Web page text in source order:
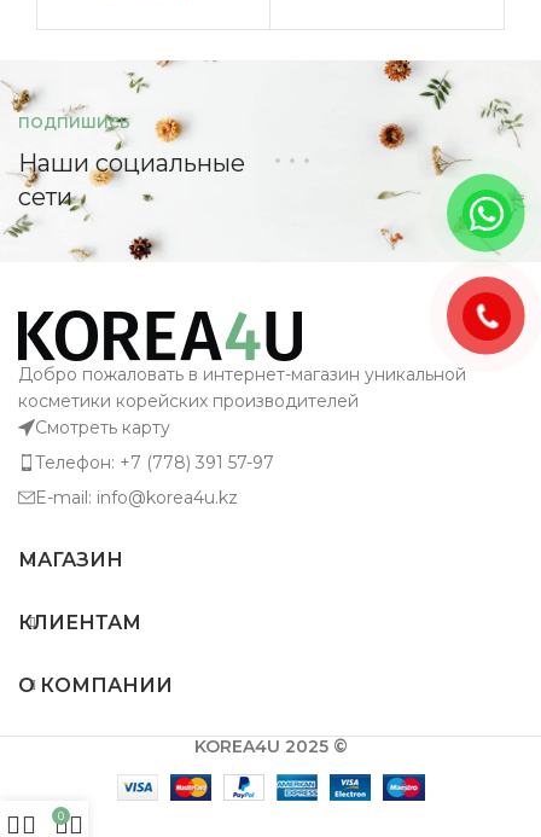
ПОДПИШИСЬ
Наши социальные
сети
Добро пожаловать в интернет-магазин уникальной
косметики корейских производителей
Смотреть карту
Телефон: +7 (778) 391 57-97
E-mail: info@korea4u.kz
МАГАЗИН
КЛИЕНТАМ
О КОМПАНИИ
KOREA4U 2025 ©
0